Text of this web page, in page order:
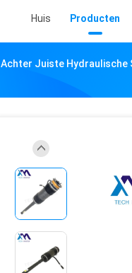
Huis Producten
Achter Juiste Hydraulische